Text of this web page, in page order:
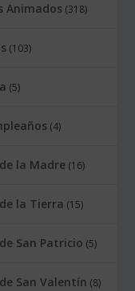
Animados (318)
(103)
(5)
(4)
la Madre (16)
la Tierra (15)
San Patricio (5)
San Valentín (8)